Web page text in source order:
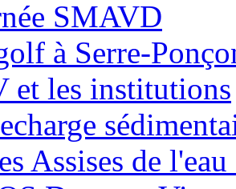
SMAVD
à Serre-
et les institutions
Assises de